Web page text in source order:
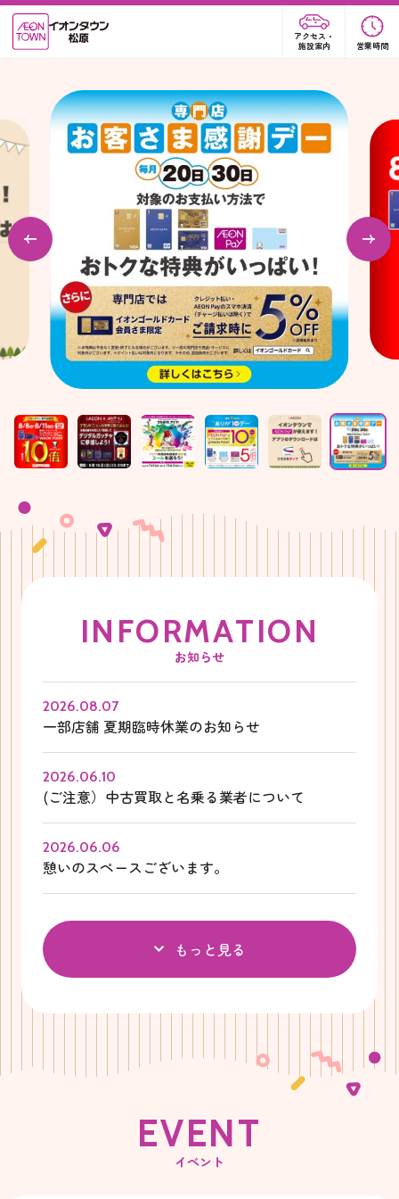
アクセス・
施設案内
営業時間
IN FORMATION
お知らせ
2026.08.07
一部店舗 夏期臨時休業のお知らせ
2026.06.10
(ご注意）中古買取と名乗る業者について
2026.06.06
憩いのスペースございます。
もっと見る
EVENT
イベント